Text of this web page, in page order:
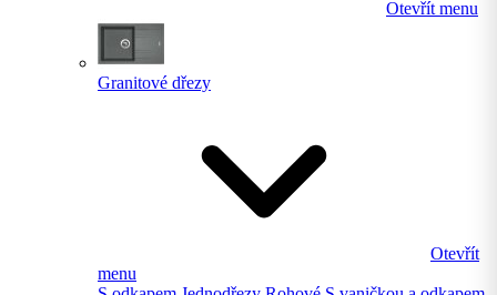
Otevřít menu
Granitové dřezy
Otevřít
menu